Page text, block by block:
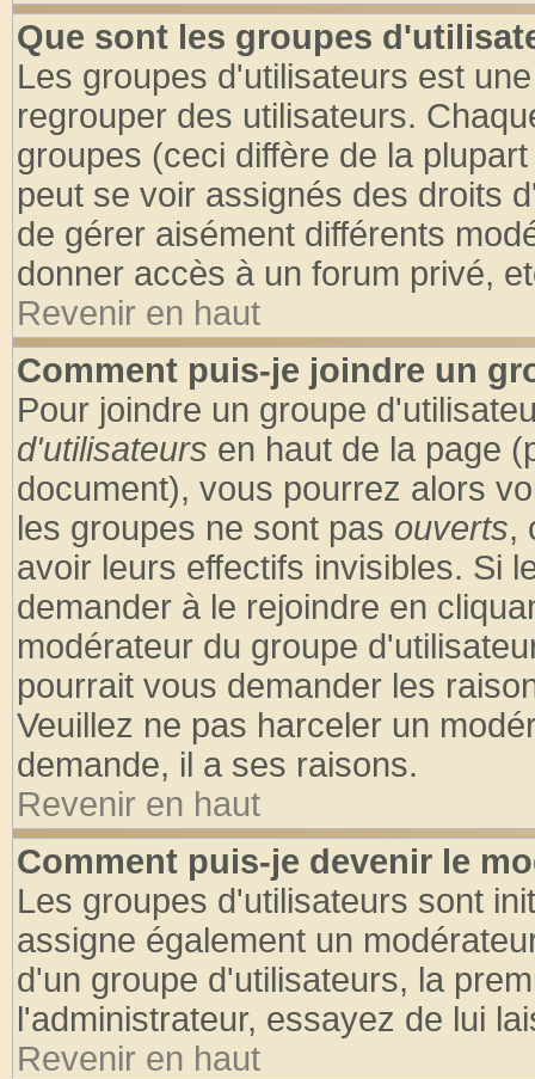
Que sont les groupes
Les groupes d'utilisateurs est
regrouper des utilisateurs.
groupes (ceci diffère de la
peut se voir assignés des droits
de gérer aisément différents
donner accès à un forum privé,
Revenir en haut
Comment puis-je joindre un
Pour joindre un groupe
d'utilisateurs en haut de la page
document), vous pourrez alors
les groupes ne sont pas ouverts,
avoir leurs effectifs invisibles. Si
demander à le rejoindre en
modérateur du groupe
pourrait vous demander les
Veuillez ne pas harceler un
demande, il a ses raisons.
Revenir en haut
Comment puis-je devenir le
Les groupes d'utilisateurs sont
assigne également un
d'un groupe d'utilisateurs, la
l'administrateur, essayez de lui
Revenir en haut